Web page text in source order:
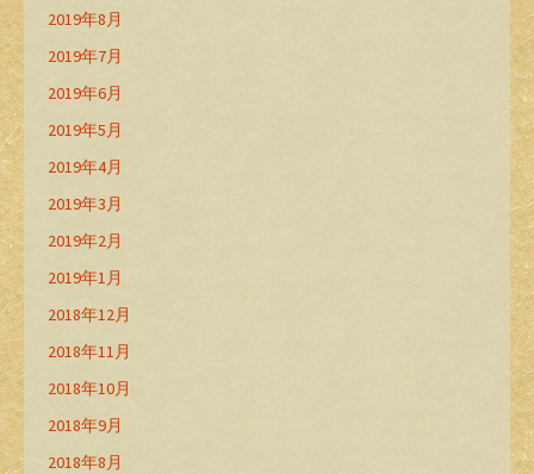
2019年8月
2019年7月
2019年6月
2019年5月
2019年4月
2019年3月
2019年2月
2019年1月
2018年12月
2018年11月
2018年10月
2018年9月
2018年8月